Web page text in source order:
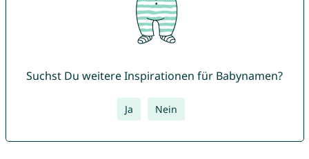
Suchst Du weitere Inspirationen für Babynamen?
Ja Nein